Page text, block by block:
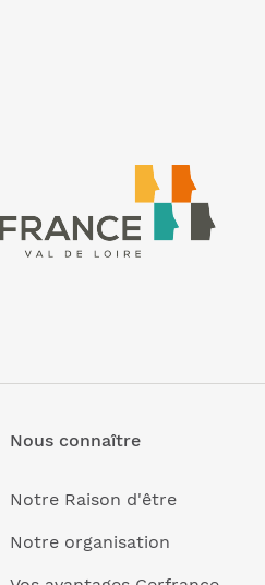
Nous connaître
Notre Raison d'être
Notre organisation